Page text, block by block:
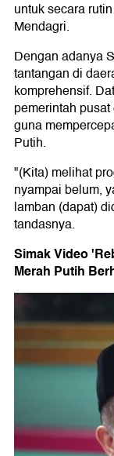
untuk secara
Mendagri.
Dengan adanya
tantangan di
komprehensif.
pemerintah
guna
Putih.
"(Kita) melihat
nyampai belum,
lamban (dapat)
tandasnya.
Simak Video
Merah Putih